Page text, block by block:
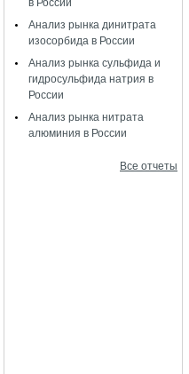
в России
Анализ рынка динитрата
изосорбида в России
Анализ рынка сульфида и
гидросульфида натрия в
России
Анализ рынка нитрата
алюминия в России
Все отчеты